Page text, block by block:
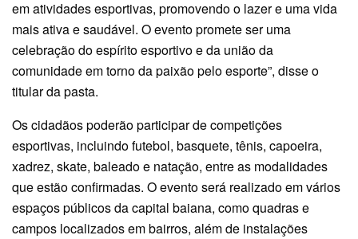
em atividades esportivas, promovendo o lazer e uma vida
mais ativa e saudável. O evento promete ser uma
celebração do espírito esportivo e da união da
comunidade em torno da paixão pelo esporte”, disse o
titular da pasta.
Os cidadãos poderão participar de competições
esportivas, incluindo futebol, basquete, tênis, capoeira,
xadrez, skate, baleado e natação, entre as modalidades
que estão confirmadas. O evento será realizado em vários
espaços públicos da capital baiana, como quadras e
campos localizados em bairros, além de instalações